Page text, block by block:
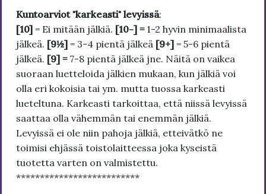
Kuntoarviot "karkeasti" levyissä:
[10] = Ei mitään jälkiä. [10-] = 1-2 hyvin minimaalista
jälkeä. [9½] = 3-4 pientä jälkeä [9+] = 5-6 pientä
jälkeä. [9] = 7-8 pientä jälkeä jne. Näitä on vaikea
suoraan luetteloida jälkien mukaan, kun jälkiä voi
olla eri kokoisia tai ym. mutta tuossa karkeasti
lueteltuna. Karkeasti tarkoittaa, että niissä levyissä
saattaa olla vähemmän tai enemmän jälkiä.
Levyissä ei ole niin pahoja jälkiä, etteivätkö ne
toimisi ehjässä toistolaitteessa joka kyseistä
tuotetta varten on valmistettu.
**************************